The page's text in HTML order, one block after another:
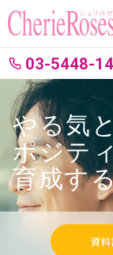
03-5448-
やる気
ポジテ
育成す
資